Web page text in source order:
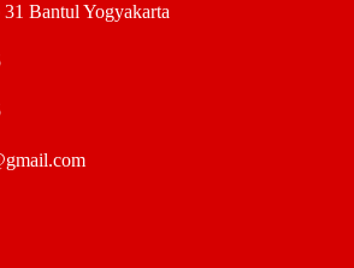
Bantul Yogyakarta